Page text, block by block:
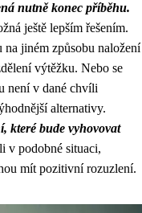
nutně konec příběhu.
ještě lepším řešením.
na jiném způsobu naložení
výtěžku. Nebo se
není v dané chvíli
alternativy.
které bude vyhovovat
v podobné situaci,
mít pozitivní rozuzlení.